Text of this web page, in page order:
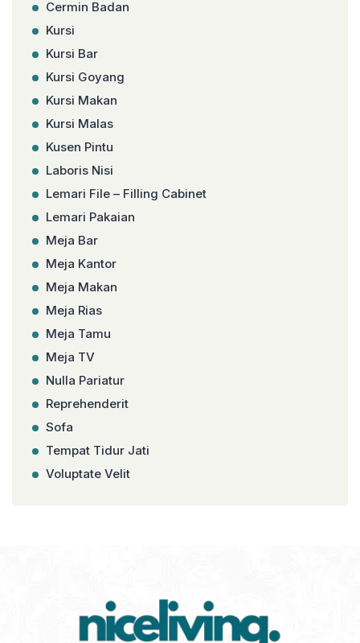
Cermin Badan
Kursi
Kursi Bar
Kursi Goyang
Kursi Makan
Kursi Malas
Kusen Pintu
Laboris Nisi
Lemari File – Filling Cabinet
Lemari Pakaian
Meja Bar
Meja Kantor
Meja Makan
Meja Rias
Meja Tamu
Meja TV
Nulla Pariatur
Reprehenderit
Sofa
Tempat Tidur Jati
Voluptate Velit